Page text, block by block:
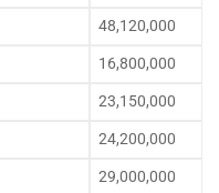
48,120,000
16,800,000
23,150,000
24,200,000
29,000,000